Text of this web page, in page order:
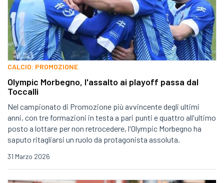
CALCIO: PROMOZIONE
Olympic Morbegno, l'assalto ai playoff passa dal
Toccalli
Nel campionato di Promozione più avvincente degli ultimi
anni, con tre formazioni in testa a pari punti e quattro all'ultimo
posto a lottare per non retrocedere, l'Olympic Morbegno ha
saputo ritagliarsi un ruolo da protagonista assoluta.
31 Marzo 2026